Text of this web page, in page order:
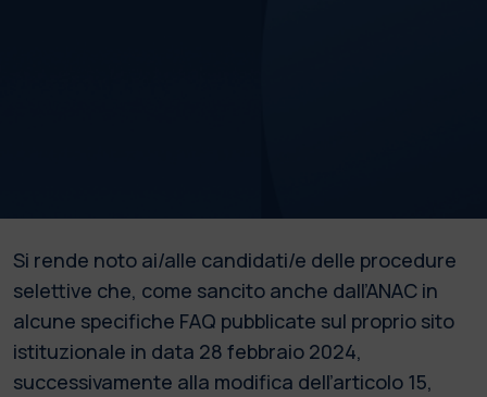
Si rende noto ai/alle candidati/e delle procedure
selettive che, come sancito anche dall’ANAC in
alcune specifiche FAQ pubblicate sul proprio sito
istituzionale in data 28 febbraio 2024,
successivamente alla modifica dell’articolo 15,